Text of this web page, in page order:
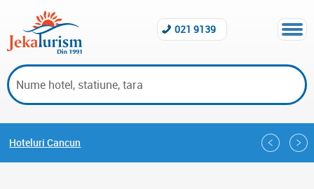
021 9139
Hoteluri Cancun